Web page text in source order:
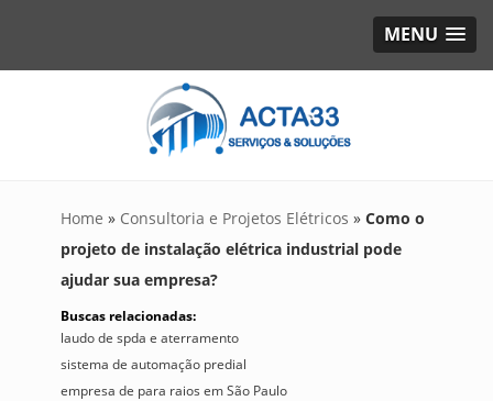
MENU
Home » Consultoria e Projetos Elétricos » Como o
projeto de instalação elétrica industrial pode
ajudar sua empresa?
Buscas relacionadas:
laudo de spda e aterramento
sistema de automação predial
empresa de para raios em São Paulo